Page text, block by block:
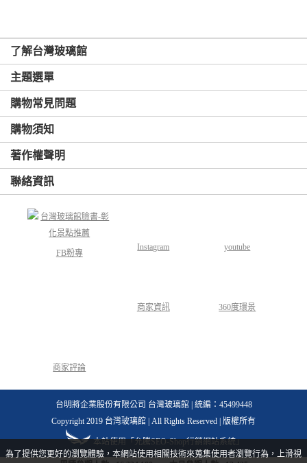
為了提供您更好的瀏覽體驗，本網站使用相關技術來蒐集使用者瀏覽行為，上滑視
了解台灣玻璃館
主題選單
購物常見問題
購物須知
著作權聲明
聯絡資訊
FB粉專
Instagram youtube
商家資訊 360度環景
商家評論
台明將企業股份有限公司 台灣玻璃館 | 統編：45499448
Copyright 2019 台灣玻璃館 | All Rights Reserved | 版權所有
本站使用「允騰SEO-Shop行銷網站系統」